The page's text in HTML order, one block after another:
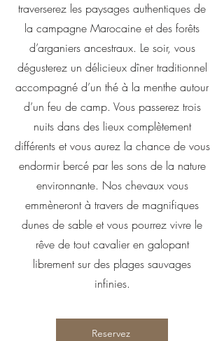
traverserez les paysages authentiques de
la campagne Marocaine et des forêts
d’arganiers ancestraux. Le soir, vous
dégusterez un délicieux dîner traditionnel
accompagné d’un thé à la menthe autour
d’un feu de camp. Vous passerez trois
nuits dans des lieux complètement
différents et vous aurez la chance de vous
endormir bercé par les sons de la nature
environnante. Nos chevaux vous
emmèneront à travers de magnifiques
dunes de sable et vous pourrez vivre le
rêve de tout cavalier en galopant
librement sur des plages sauvages
infinies.
Reservez